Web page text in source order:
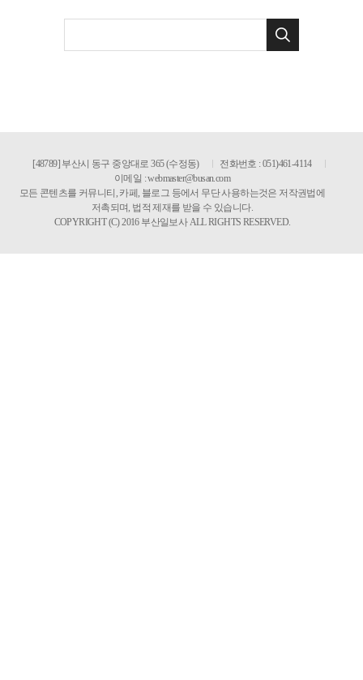
[48789] 부산시 동구 중앙대로 365 (수정동)
전화번호 : 051)461-4114
이메일 :webmaster@busan.com
모든 콘텐츠를 커뮤니티, 카페, 블로그 등에서 무단 사용하는것은 저작권법에
저촉되며, 법적 제재를 받을 수 있습니다.
COPYRIGHT (C) 2016 부산일보사 ALL RIGHTS RESERVED.